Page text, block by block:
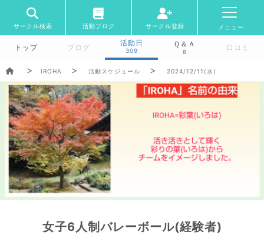
サークル検索 活動ブログ サークル登録 メニュー
トップ ブログ
活動日
309
Ｑ＆Ａ
6 口コミ
IROHA 活動スケジュール 2024/12/11(水)
女子6人制バレーボール(経験者)